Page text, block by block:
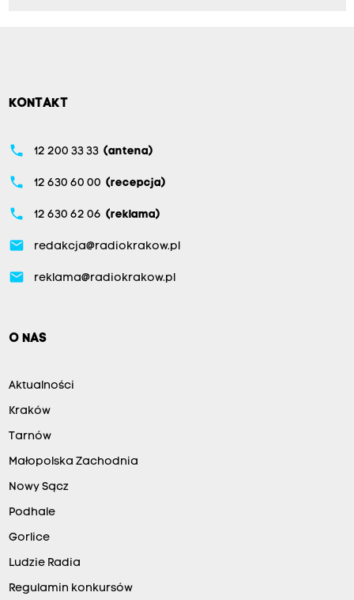
KONTAKT
phone 12 200 33 33 (antena)
phone 12 630 60 00 (recepcja)
phone 12 630 62 06 (reklama)
email redakcja@radiokrakow.pl
email reklama@radiokrakow.pl
O NAS
Aktualności
Kraków
Tarnów
Małopolska Zachodnia
Nowy Sącz
Podhale
Gorlice
Ludzie Radia
Regulamin konkursów